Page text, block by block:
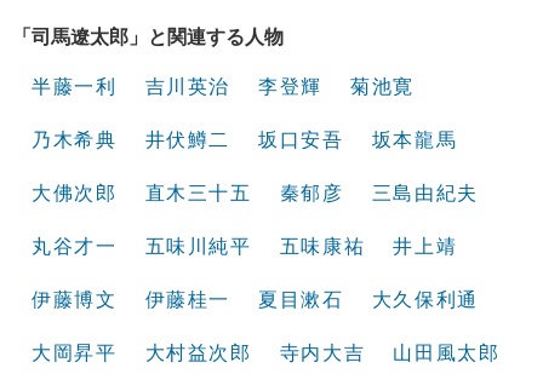
「司馬遼太郎」と関連する人物
半藤一利 吉川英治 李登輝 菊池寛
乃木希典 井伏鱒二 坂口安吾 坂本龍馬
大佛次郎 直木三十五 秦郁彦 三島由紀夫
丸谷才一 五味川純平 五味康祐 井上靖
伊藤博文 伊藤桂一 夏目漱石 大久保利通
大岡昇平 大村益次郎 寺内大吉 山田風太郎